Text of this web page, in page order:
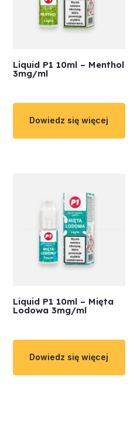
Liquid P1 10ml – Menthol
3mg/ml
Dowiedz się więcej
Liquid P1 10ml – Mięta
Lodowa 3mg/ml
Dowiedz się więcej